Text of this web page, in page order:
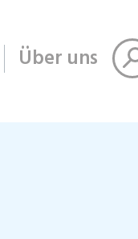
Über uns